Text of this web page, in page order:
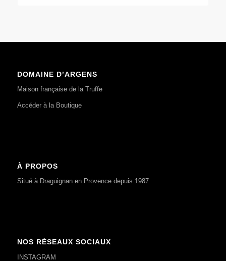
DOMAINE D’ARGENS
Maison française de la Truffe
Accéder à la Boutique
À PROPOS
Situé à Draguignan en Provence depuis 1987
NOS RÉSEAUX SOCIAUX
INSTAGRAM